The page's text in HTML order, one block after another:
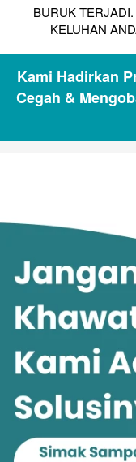
BURUK
KELUHAN
Kami Hadirkan
Cegah &